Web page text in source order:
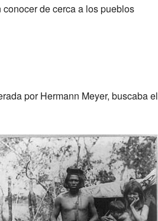
de cerca a los pueblos
por Hermann Meyer, buscaba el